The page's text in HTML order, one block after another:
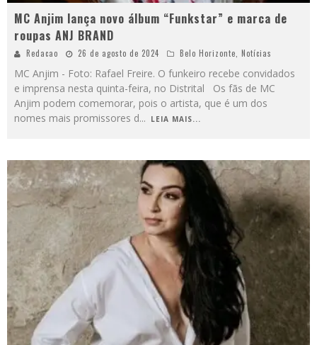
MC Anjim lança novo álbum “Funkstar” e marca de
roupas ANJ BRAND
Redacao 26 de agosto de 2024 Belo Horizonte Notícias
MC Anjim - Foto: Rafael Freire. O funkeiro recebe convidados
e imprensa nesta quinta-feira, no Distrital Os fãs de MC
Anjim podem comemorar, pois o artista, que é um dos
nomes mais promissores d... LEIA MAIS...